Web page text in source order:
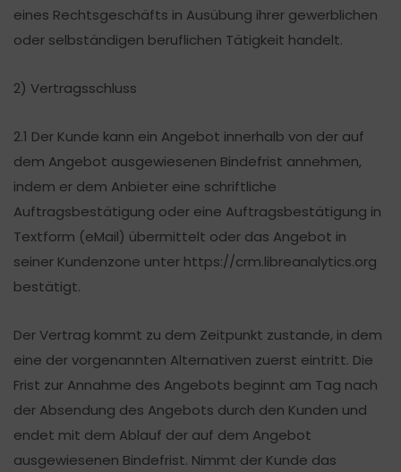
eines Rechtsgeschäfts in Ausübung ihrer gewerblichen
oder selbständigen beruflichen Tätigkeit handelt.
2) Vertragsschluss
2.1 Der Kunde kann ein Angebot innerhalb von der auf
dem Angebot ausgewiesenen Bindefrist annehmen,
indem er dem Anbieter eine schriftliche
Auftragsbestätigung oder eine Auftragsbestätigung in
Textform (eMail) übermittelt oder das Angebot in
seiner Kundenzone unter https://crm.libreanalytics.org
bestätigt.
Der Vertrag kommt zu dem Zeitpunkt zustande, in dem
eine der vorgenannten Alternativen zuerst eintritt. Die
Frist zur Annahme des Angebots beginnt am Tag nach
der Absendung des Angebots durch den Kunden und
endet mit dem Ablauf der auf dem Angebot
ausgewiesenen Bindefrist. Nimmt der Kunde das